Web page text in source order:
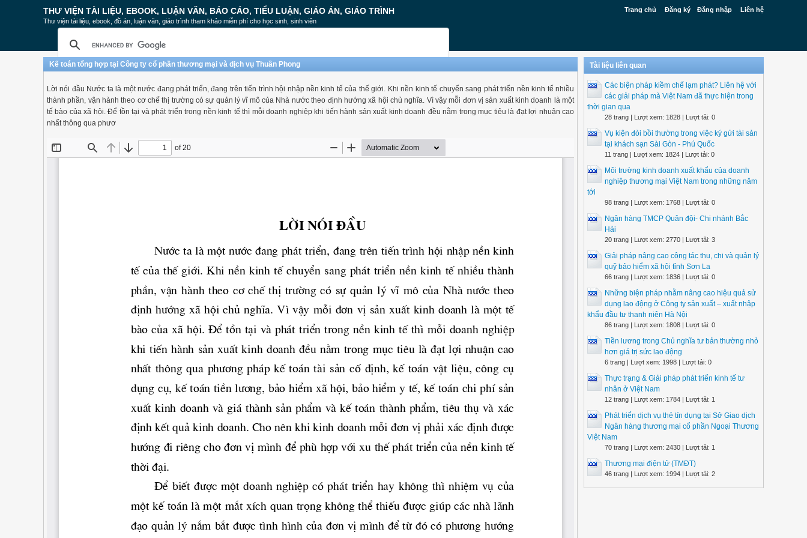
Trang chủ Đăng ký Đăng nhập Liên hệ
THƯ VIỆN TÀI LIỆU, EBOOK, LUẬN VĂN, BÁO CÁO, TIỂU LUẬN, GIÁO ÁN, GIÁO TRÌNH
Thư viện tài liệu, ebook, đồ án, luận văn, giáo trình tham khảo miễn phí cho học sinh, sinh viên
Kế toán tổng hợp tại Công ty cổ phần thương mại và dịch vụ Thuần Phong
Lời nói đầu Nước ta là một nước đang phát triển, đang trên tiến trình hội nhập nền kinh tế của thế giới. Khi nền kinh tế chuyển sang phát triển nền kinh tế nhiều
thành phần, vận hành theo cơ chế thị trường có sự quản lý vĩ mô của Nhà nước theo định hướng xã hội chủ nghĩa. Vì vậy mỗi đơn vị sản xuất kinh doanh là một
tế bào của xã hội. Để tồn tại và phát triển trong nền kinh tế thì mỗi doanh nghiệp khi tiến hành sản xuất kinh doanh đều nằm trong mục tiêu là đạt lợi nhuận cao
nhất thông qua phươ
Tài liệu liên quan
Các biện pháp kiềm chế lạm phát? Liên hệ với
các giải pháp mà Việt Nam đã thực hiện trong
thời gian qua
28 trang | Lượt xem: 1828 | Lượt tải: 0
Vụ kiện đòi bồi thường trong việc ký gửi tài sản
tại khách sạn Sài Gòn - Phú Quốc
11 trang | Lượt xem: 1824 | Lượt tải: 0
Môi trường kinh doanh xuất khẩu của doanh
nghiệp thương mại Việt Nam trong những năm
tới
98 trang | Lượt xem: 1768 | Lượt tải: 0
Ngân hàng TMCP Quân đội- Chi nhánh Bắc
Hải
20 trang | Lượt xem: 2770 | Lượt tải: 3
Giải pháp nâng cao công tác thu, chi và quản lý
quỹ bảo hiểm xã hội tỉnh Sơn La
66 trang | Lượt xem: 1836 | Lượt tải: 0
Những biện pháp nhằm nâng cao hiệu quả sử
dụng lao động ở Công ty sản xuất – xuất nhập
khẩu đầu tư thanh niên Hà Nội
86 trang | Lượt xem: 1808 | Lượt tải: 0
Tiền lương trong Chủ nghĩa tư bản thường nhỏ
hơn giá trị sức lao động
6 trang | Lượt xem: 1998 | Lượt tải: 0
Thực trạng & Giải pháp phát triển kinh tế tư
nhân ở Việt Nam
12 trang | Lượt xem: 1784 | Lượt tải: 1
Phát triển dịch vụ thẻ tín dụng tại Sở Giao dịch
Ngân hàng thương mại cổ phần Ngoại Thương
Việt Nam
70 trang | Lượt xem: 2430 | Lượt tải: 1
Thương mại điện tử (TMĐT)
46 trang | Lượt xem: 1994 | Lượt tải: 2